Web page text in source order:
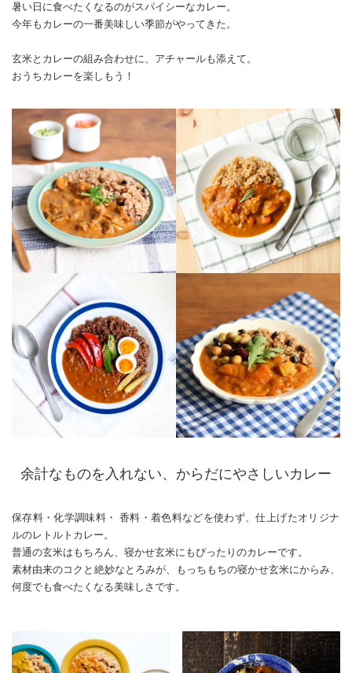
暑い日に食べたくなるのがスパイシーなカレー。
今年もカレーの一番美味しい季節がやってきた。
玄米とカレーの組み合わせに、アチャールも添えて。
おうちカレーを楽しもう！
余計なものを入れない、からだにやさしいカレー
保存料・化学調味料・ 香料・着色料などを使わず、仕上げたオリジナ
ルのレトルトカレー。
普通の玄米はもちろん、寝かせ玄米にもぴったりのカレーです。
素材由来のコクと絶妙なとろみが、もっちもちの寝かせ玄米にからみ、
何度でも食べたくなる美味しさです。